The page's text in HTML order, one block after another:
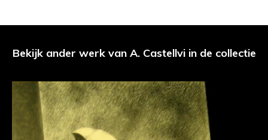
Bekijk ander werk van A. Castellvi in de collectie